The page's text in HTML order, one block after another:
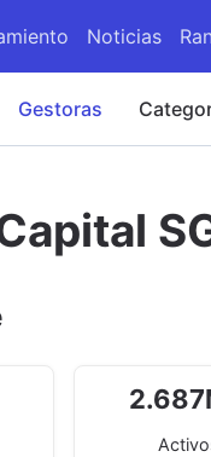
Noticias
Gestoras
2.687